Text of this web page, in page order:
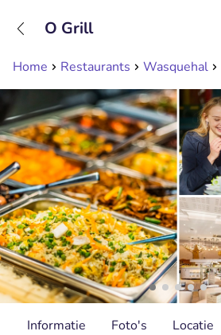
Home Restaurants Wasquehal
O Grill
Informatie Foto's Locatie